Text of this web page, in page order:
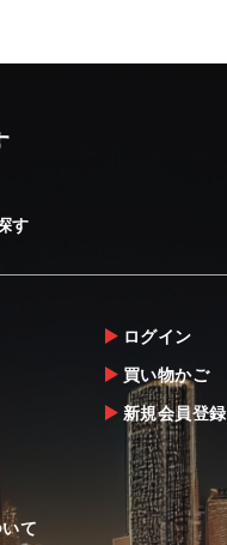
す
て
ログイン
買い物かご
新規会員登録